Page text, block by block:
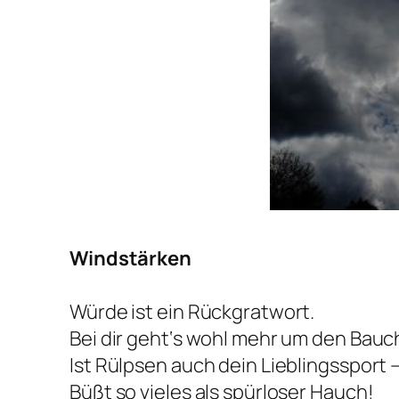
Windstärken
Würde ist ein Rückgratwort.
Bei dir geht‘s wohl mehr um den
Ist Rülpsen auch dein Lieblingssport
Büßt so vieles als spürloser Hauch!